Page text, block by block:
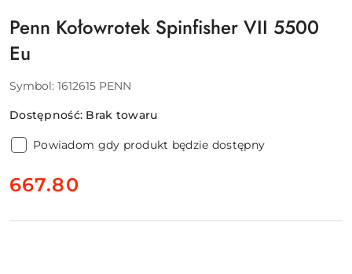
Penn Kołowrotek Spinfisher VII 5500
Eu
Symbol: 1612615 PENN
Dostępność: Brak towaru
Powiadom gdy produkt będzie dostępny
cena:
667.80